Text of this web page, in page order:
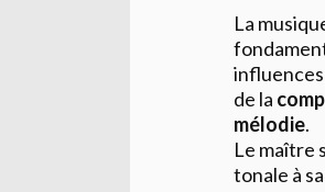
La
influences
de la
mélodie.
Le maître
tonale à